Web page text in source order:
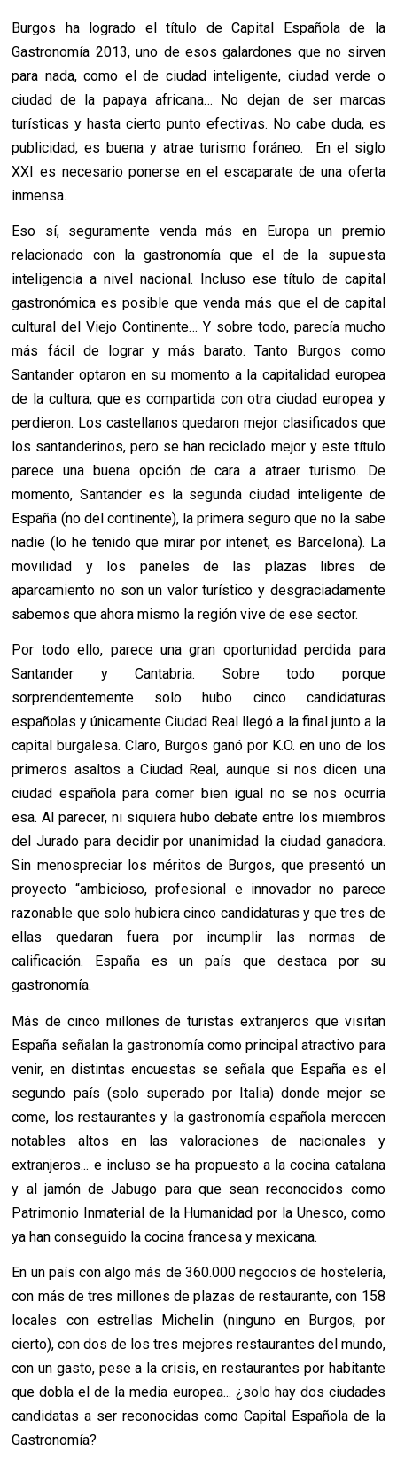
Burgos ha logrado el título de Capital Española de la
Gastronomía 2013, uno de esos galardones que no sirven
para nada, como el de ciudad inteligente, ciudad verde o
ciudad de la papaya africana… No dejan de ser marcas
turísticas y hasta cierto punto efectivas. No cabe duda, es
publicidad, es buena y atrae turismo foráneo.
En el siglo
XXI es necesario ponerse en el escaparate de una oferta
inmensa.
Eso sí, seguramente venda más en Europa un premio
relacionado con la gastronomía que el de la supuesta
inteligencia a nivel nacional. Incluso ese título de capital
gastronómica es posible que venda más que el de capital
cultural del Viejo Continente… Y sobre todo, parecía mucho
más fácil de lograr y más barato. Tanto Burgos como
Santander optaron en su momento a la capitalidad europea
de la cultura, que es compartida con otra ciudad europea y
perdieron. Los castellanos quedaron mejor clasificados que
los santanderinos, pero se han reciclado mejor y este título
parece una buena opción de cara a atraer turismo. De
momento, Santander es la segunda ciudad inteligente de
España (no del continente), la primera seguro que no la sabe
nadie (lo he tenido que mirar por intenet, es Barcelona). La
movilidad y los paneles de las plazas libres de
aparcamiento no son un valor turístico y desgraciadamente
sabemos que ahora mismo la región vive de ese sector.
Por todo ello, parece una gran oportunidad perdida para
Santander y Cantabria. Sobre todo porque
sorprendentemente solo hubo cinco candidaturas
españolas y únicamente Ciudad Real llegó a la final junto a la
capital burgalesa. Claro, Burgos ganó por K.O. en uno de los
primeros asaltos a Ciudad Real, aunque si nos dicen una
ciudad española para comer bien igual no se nos ocurría
esa. Al parecer, ni siquiera hubo debate entre los miembros
del Jurado para decidir por unanimidad la ciudad ganadora.
Sin menospreciar los méritos de Burgos, que presentó un
proyecto “ambicioso, profesional e innovador no parece
razonable que solo hubiera cinco candidaturas y que tres de
ellas quedaran fuera por incumplir las normas de
calificación. España es un país que destaca por su
gastronomía.
Más de cinco millones de turistas extranjeros que visitan
España señalan la gastronomía como principal atractivo para
venir, en distintas encuestas se señala que España es el
segundo país (solo superado por Italia) donde mejor se
come, los restaurantes y la gastronomía española merecen
notables altos en las valoraciones de nacionales y
extranjeros... e incluso se ha propuesto a la cocina catalana
y al jamón de Jabugo para que sean reconocidos como
Patrimonio Inmaterial de la Humanidad por la Unesco, como
ya han conseguido la cocina francesa y mexicana.
En un país con algo más de 360.000 negocios de hostelería,
con más de tres millones de plazas de restaurante, con 158
locales con estrellas Michelin (ninguno en Burgos, por
cierto), con dos de los tres mejores restaurantes del mundo,
con un gasto, pese a la crisis, en restaurantes por habitante
que dobla el de la media europea... ¿solo hay dos ciudades
candidatas a ser reconocidas como Capital Española de la
Gastronomía?